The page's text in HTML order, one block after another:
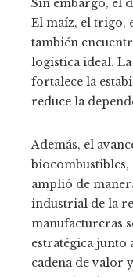
El maíz, el trigo,
también
logística ideal.
fortalece la
reduce la
Además, el
biocombustibles,
amplió de
industrial de la
manufactureras
estratégica junto
cadena de valor